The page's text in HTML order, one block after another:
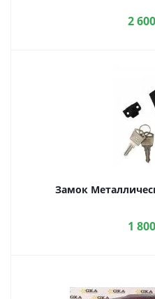
2 600
Замок
1 800